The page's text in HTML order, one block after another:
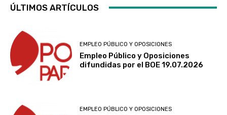
ÚLTIMOS ARTÍCULOS
EMPLEO PÚBLICO Y OPOSICIONES
Empleo Público y Oposiciones
difundidas por el BOE 19.07.2026
EMPLEO PÚBLICO Y OPOSICIONES